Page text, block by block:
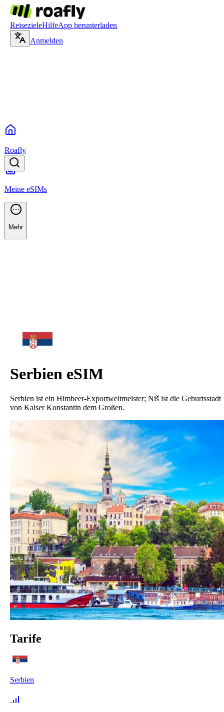
ReisezieleHilfeApp herunterladen
Anmelden
Roafly
Meine eSIMs
Mehr
Serbien eSIM
Serbien ist ein Himbeer-Exportweltmeister; Niš ist die Geburtsstadt
von Kaiser Konstantin dem Großen.
Tarife
Serbien